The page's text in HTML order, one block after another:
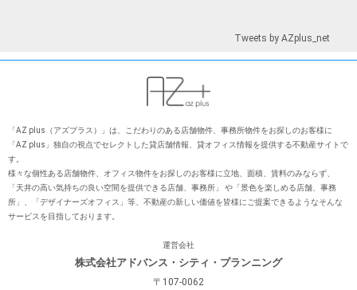
Tweets by AZplus_net
「AZ plus（アズプラス）」は、こだわりのある店舗物件、事務所物件をお探しのお客様に
「AZ plus」独⾃の視点でセレクトした貸店舗情報、貸オフィス情報を提供する不動産サイトで
す。
様々な個性ある店舗物件、オフィス物件をお探しのお客様に⽴地、⾯積、賃料のみならず、
「天井の⾼い気持ちの良い空間を提供できる店舗、事務所」 や「景⾊を楽しめる店舗、事務
所」、「デザイナーズオフィス」等、不動産の新しい価値を皆様にご提案できるようなそんな
サービスを⽬指しております。
運営会社
株式会社アドバンス・シティ・プランニング
〒107-0062